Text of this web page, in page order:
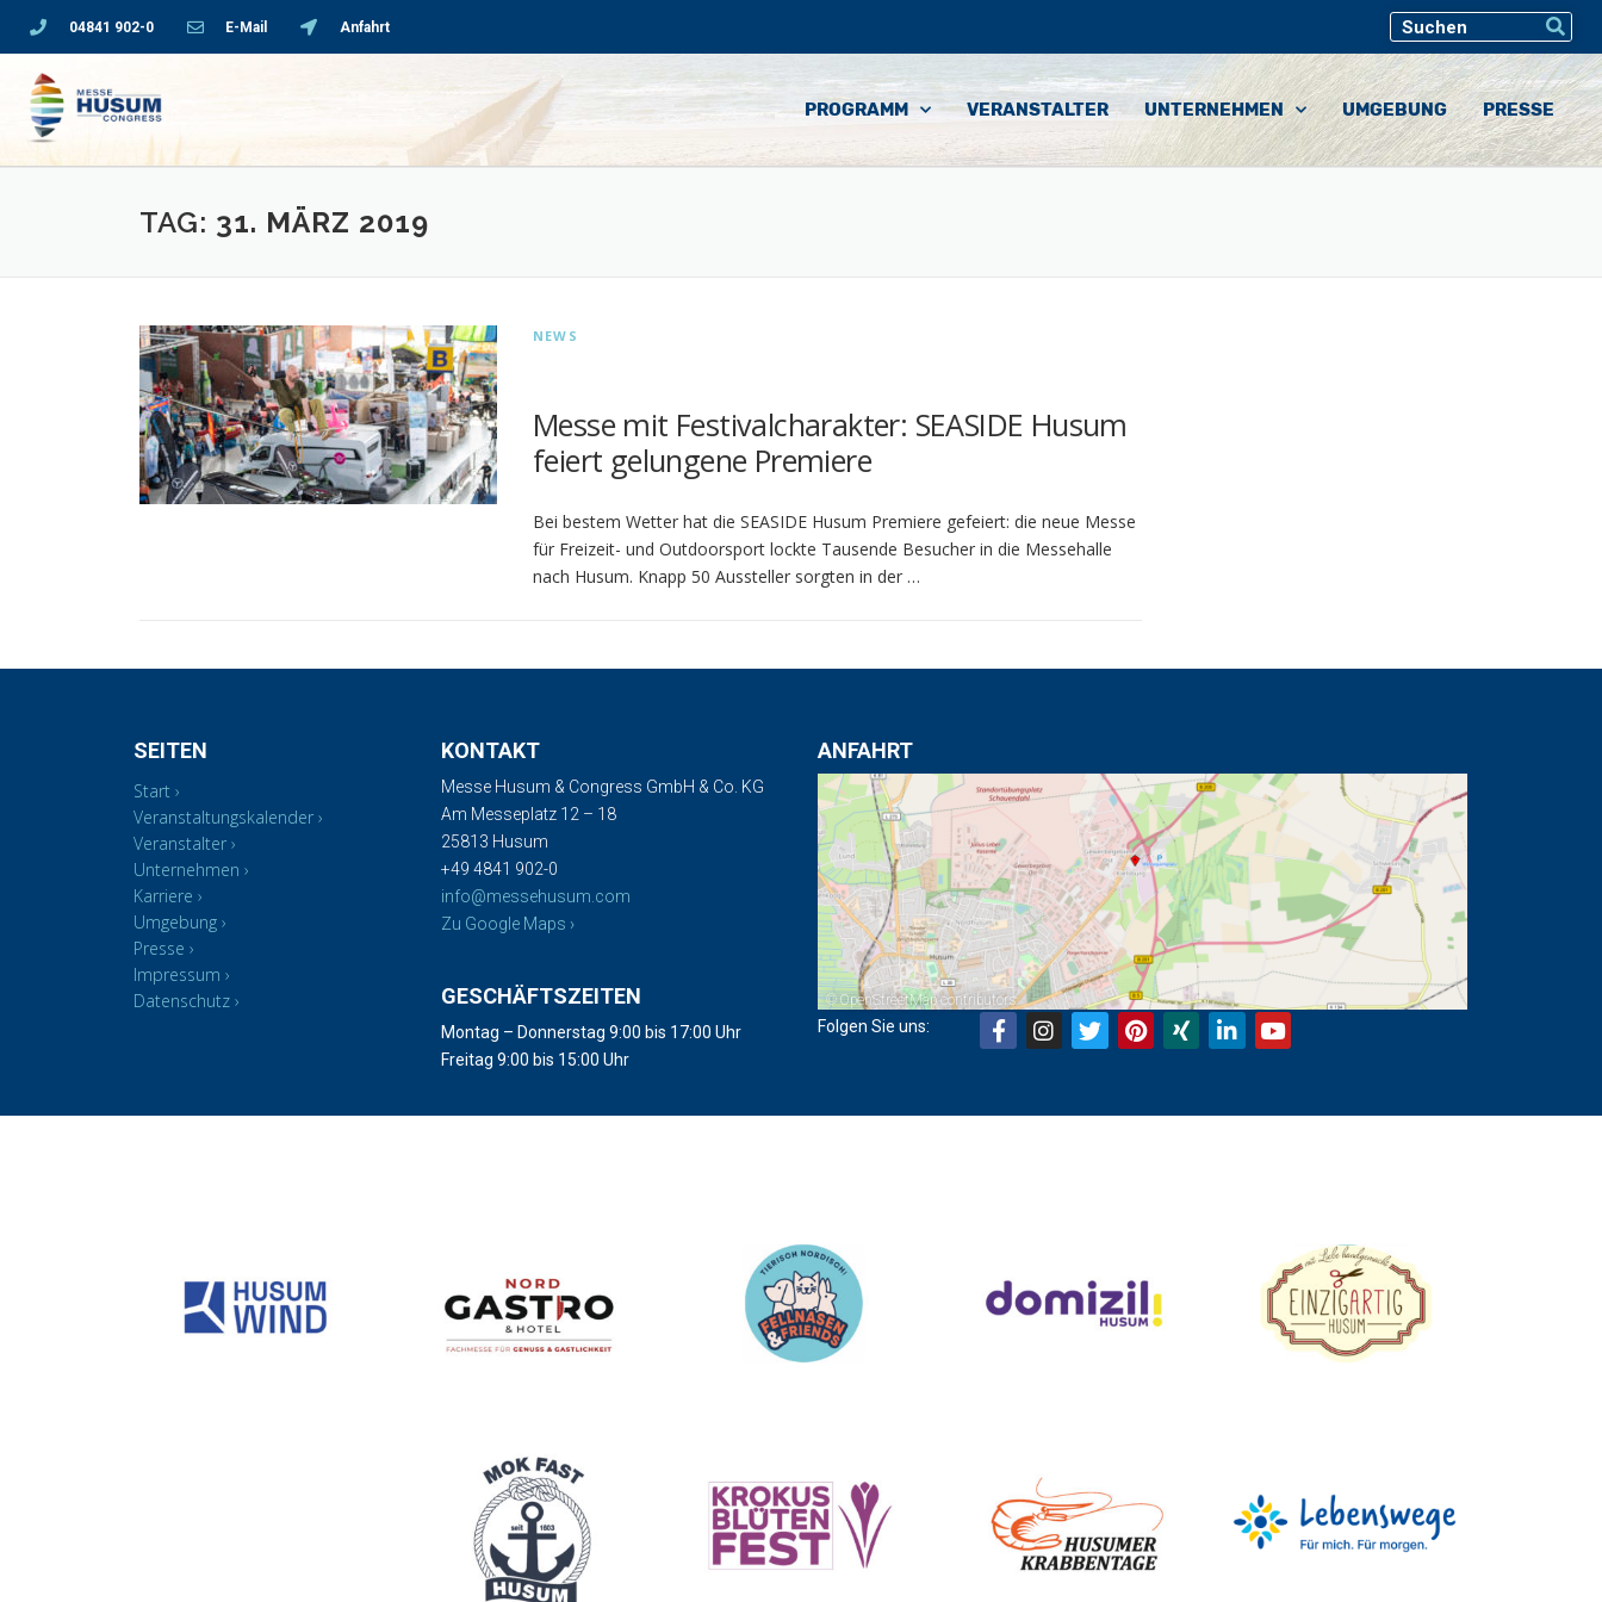
04841 902-0 E-Mail Anfahrt
PROGRAMM VERANSTALTER UNTERNEHMEN UMGEBUNG PRESSE
TAG: 31. MÄRZ 2019
NEWS
Messe mit Festivalcharakter: SEASIDE Husum
feiert gelungene Premiere
Bei bestem Wetter hat die SEASIDE Husum Premiere gefeiert: die neue Messe
für Freizeit- und Outdoorsport lockte Tausende Besucher in die Messehalle
nach Husum. Knapp 50 Aussteller sorgten in der …
SEITEN
Start
Veranstaltungskalender
Veranstalter
Unternehmen
Karriere
Umgebung
Presse
Impressum
Datenschutz
KONTAKT
Messe Husum & Congress GmbH & Co. KG
Am Messeplatz 12 – 18
25813 Husum
+49 4841 902-0
info@messehusum.com
Zu Google Maps ›
GESCHÄFTSZEITEN
Montag – Donnerstag 9:00 bis 17:00 Uhr
Freitag 9:00 bis 15:00 Uhr
ANFAHRT
©OpenStreetMap contributors
Folgen Sie uns: